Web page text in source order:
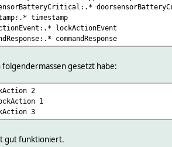
timestamp
lockActionEvent
commandResponse
folgendermassen gesetzt habe:
2
1
3
gut funktioniert.